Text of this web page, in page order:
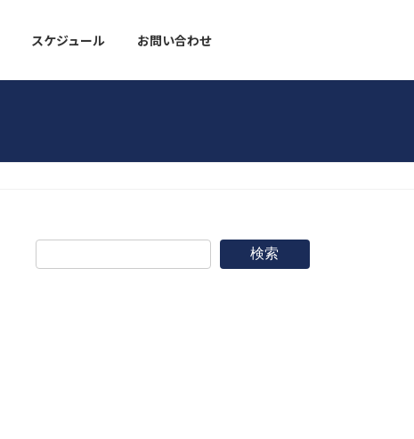
スケジュール お問い合わせ
検索